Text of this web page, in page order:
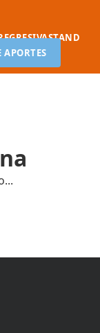
STAND
APORTES